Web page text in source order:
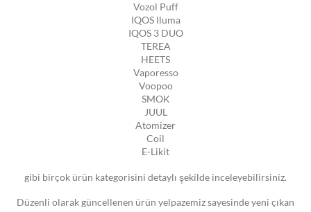
Vozol Puff
IQOS Iluma
IQOS 3 DUO
TEREA
HEETS
Vaporesso
Voopoo
SMOK
JUUL
Atomizer
Coil
E-Likit
gibi birçok ürün kategorisini detaylı şekilde inceleyebilirsiniz.
Düzenli olarak güncellenen ürün yelpazemiz sayesinde yeni çıkan